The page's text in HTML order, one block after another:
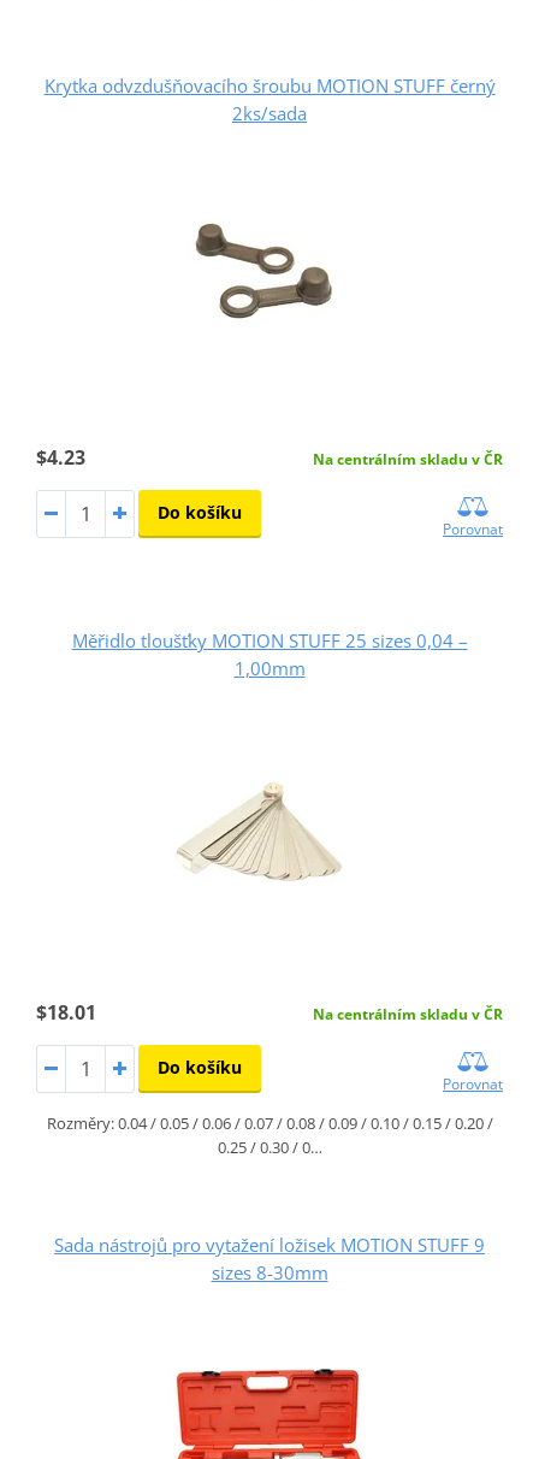
Krytka odvzdušňovacího šroubu MOTION STUFF černý
2ks/sada
$4.23 Na centrálním skladu v ČR
Do košíku
Porovnat
Měřidlo tloušťky MOTION STUFF 25 sizes 0,04 –
1,00mm
$18.01 Na centrálním skladu v ČR
Do košíku
Porovnat
Rozměry: 0.04 / 0.05 / 0.06 / 0.07 / 0.08 / 0.09 / 0.10 / 0.15 / 0.20 /
0.25 / 0.30 / 0…
Sada nástrojů pro vytažení ložisek MOTION STUFF 9
sizes 8-30mm